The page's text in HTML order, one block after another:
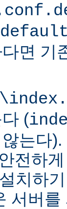
면 기
(
는다
전하
치하
서버